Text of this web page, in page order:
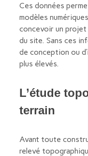
Ces données
modèles
concevoir un projet
du site. Sans ces
de conception ou
plus élevés.
L’étude
terrain
Avant toute
relevé